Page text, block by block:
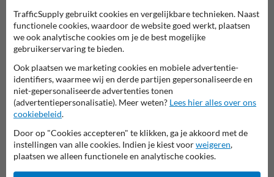
Tekstborden
Entree- en toegangsborden
TrafficSupply gebruikt cookies en vergelijkbare technieken. Naast
functionele cookies, waardoor de website goed werkt, plaatsen
we ook analytische cookies om je de best mogelijke
gebruikerservaring te bieden.
Ook plaatsen we marketing cookies en mobiele advertentie-
identifiers, waarmee wij en derde partijen gepersonaliseerde en
niet-gepersonaliseerde advertenties tonen
(advertentiepersonalisatie). Meer weten? Lees hier alles over ons
cookiebeleid.
Door op "Cookies accepteren" te klikken, ga je akkoord met de
instellingen van alle cookies. Indien je kiest voorweigeren,
plaatsen we alleen functionele en analytische cookies.